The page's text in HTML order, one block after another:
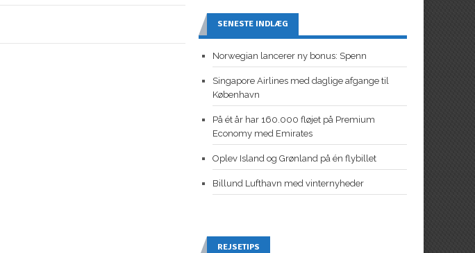
SENESTE INDLÆG
Norwegian lancerer ny bonus: Spenn
Singapore Airlines med daglige afgange til
København
På ét år har 160.000 fløjet på Premium
Economy med Emirates
Oplev Island og Grønland på én flybillet
Billund Lufthavn med vinternyheder
REJSETIPS